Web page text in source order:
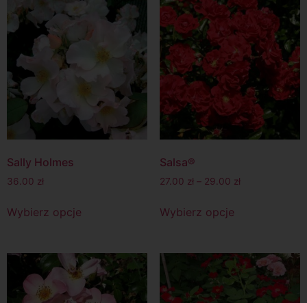
Sally Holmes
36.00 zł
Wybierz opcje
Salsa®
27.00 zł – 29.00 zł
Wybierz opcje